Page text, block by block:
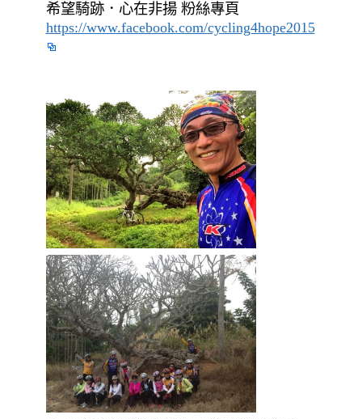
希望騎跡．心在非揚 粉絲專頁
https://www.facebook.com/cycling4hope2015